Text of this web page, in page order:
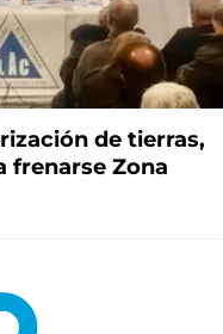
de tierras,
frenarse Zona